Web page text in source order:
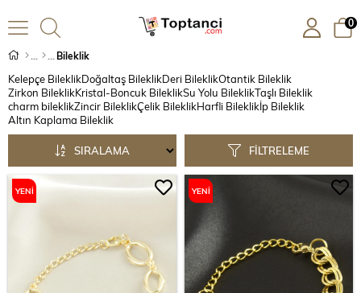
0
Bileklik
Kelepçe BileklikDoğaltaş BileklikDeri BileklikOtantik Bileklik
Zirkon BileklikKristal-Boncuk BileklikSu Yolu BileklikTaşlı Bileklik
charm bileklikZincir BileklikÇelik BileklikHarfli Bileklikİp Bileklik
Altın Kaplama Bileklik
FILTRELEME
SIRALAMA
YENI YENI
ÜRÜN